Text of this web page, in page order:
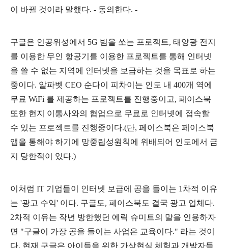
이 바뀔 것이라 말했다. - 동의한다. -
구글은 인공위성에서 5G 빔을 쏘는 프로젝트, 태양광 전지
를 이용한 무인 항공기를 이용한 프로젝트를 통해 인터넷
을 쓸 수 없는 지역에 인터넷을 보급하는 것을 목표로 하는
중이다. 알파벳 CEO 순다이 피차이는 인도 내 400개 역에
무료 WiFi 를 제공하는 프로젝트를 진행중이고, 페이스북
또한 현지 이통사와의 협업으로 무료로 인터넷에 접속할
수 있는 프로젝트를 진행중이다.(단, 페이스북은 페이스북
앱을 통해야 하기에 망중립성원칙에 위배되어 인도에서 금
지 당한적이 있다.)
이처럼 IT 기업들이 인터넷 보급에 공을 들이는 1차적 이유
는 '광고 수익' 이다. 구글도, 페이스북도 결국 광고 업체다.
2차적 이유는 작년 방한했던 에릭 슈미트의 말을 인용하자
면 "구글이 가장 공을 들이는 사업은 교육이다." 라는 것이
다. 현재 구글은 아이들을 위한 가상현실 체험과 개발자들